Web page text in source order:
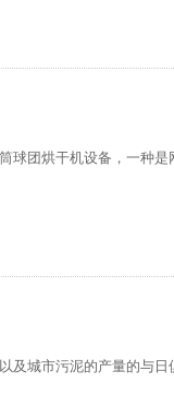
团烘干机设备，一种是
及城市污泥的产量的与